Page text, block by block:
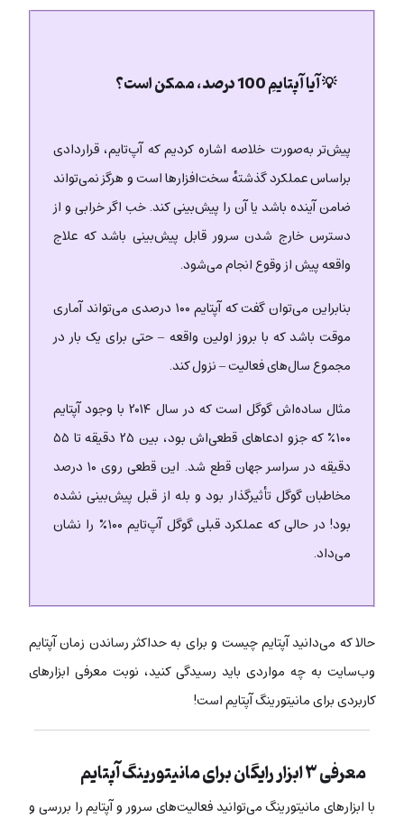
💡 آیا آپتایمِ 100 درصد، ممکن است؟
پیش‌تر به‌صورت خلاصه اشاره کردیم که آپ‌تایم، قراردادی
براساس عملکرد گذشتهٔ سخت‌افزارها است و هرگز نمی‌تواند
ضامن آینده باشد یا آن را پیش‌بینی کند. خب اگر خرابی و از
دسترس خارج شدن سرور قابل پیش‌بینی باشد که علاج
واقعه پیش از وقوع انجام می‌شود.
بنابراین می‌توان گفت که آپتایم ۱۰۰ درصدی می‌تواند آماری
موقت باشد که با بروز اولین واقعه – حتی برای یک بار در
مجموع سال‌های فعالیت – نزول کند.
مثال ساده‌اش گوگل است که در سال ۲۰۱۴ با وجود آپتایم
۱۰۰٪ که جزو ادعاهای قطعی‌اش بود، بین ۲۵ دقیقه تا ۵۵
دقیقه در سراسر جهان قطع شد. این قطعی روی ۱۰ درصد
مخاطبان گوگل تأثیرگذار بود و بله از قبل پیش‌بینی نشده
بود! در حالی که عملکرد قبلی گوگل آپ‌تایم ۱۰۰٪ را نشان
می‌داد.
حالا که می‌دانید آپتایم چیست و برای به حداکثر رساندن زمان آپتایم
وب‌سایت به چه مواردی باید رسیدگی کنید، نوبت معرفی ابزارهای
کاربردی برای مانیتورینگ آپتایم است!
معرفی ۳ ابزار رایگان برای مانیتورینگ آپتایم
با ابزارهای مانیتورینگ می‌توانید فعالیت‌های سرور و آپتایم را بررسی و